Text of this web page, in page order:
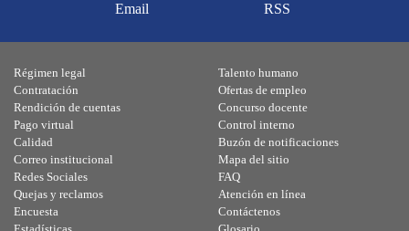
Email RSS
Régimen legal
Contratación
Rendición de cuentas
Pago virtual
Calidad
Talento humano
Ofertas de empleo
Concurso docente
Control interno
Buzón de notificaciones
Correo institucional
Redes Sociales
Quejas y reclamos
Encuesta
Mapa del sitio
FAQ
Atención en línea
Contáctenos